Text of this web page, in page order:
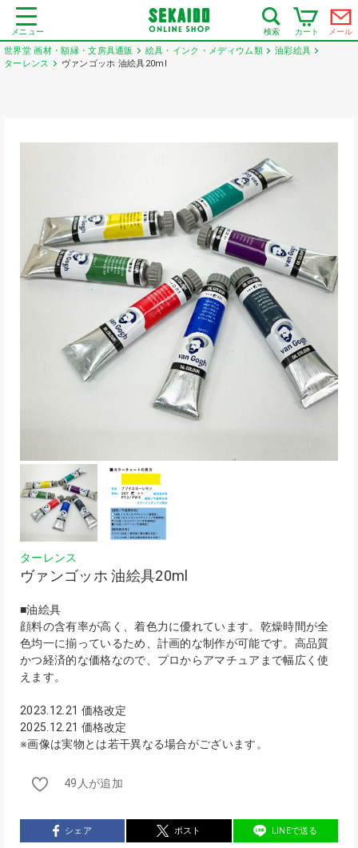
メニュー 検索 カート メール
世界堂 画材・額縁・文房具通販 絵具・インク・メディウム類
油彩絵具
ターレンス
ヴァンゴッホ 油絵具20ml
ターレンス
ヴァンゴッホ 油絵具20ml
■油絵具
顔料の含有率が高く、着色力に優れています。乾燥時間が全
色均一に揃っているため、計画的な制作が可能です。高品質
かつ経済的な価格なので、プロからアマチュアまで幅広く使
えます。
2023.12.21 価格改定
2025.12.21 価格改定
※画像は実物とは若干異なる場合がございます。
49人が追加
シェア ポスト LINEで送る